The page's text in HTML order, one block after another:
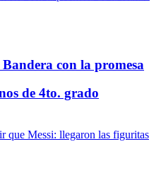
con la promesa
de 4to. grado